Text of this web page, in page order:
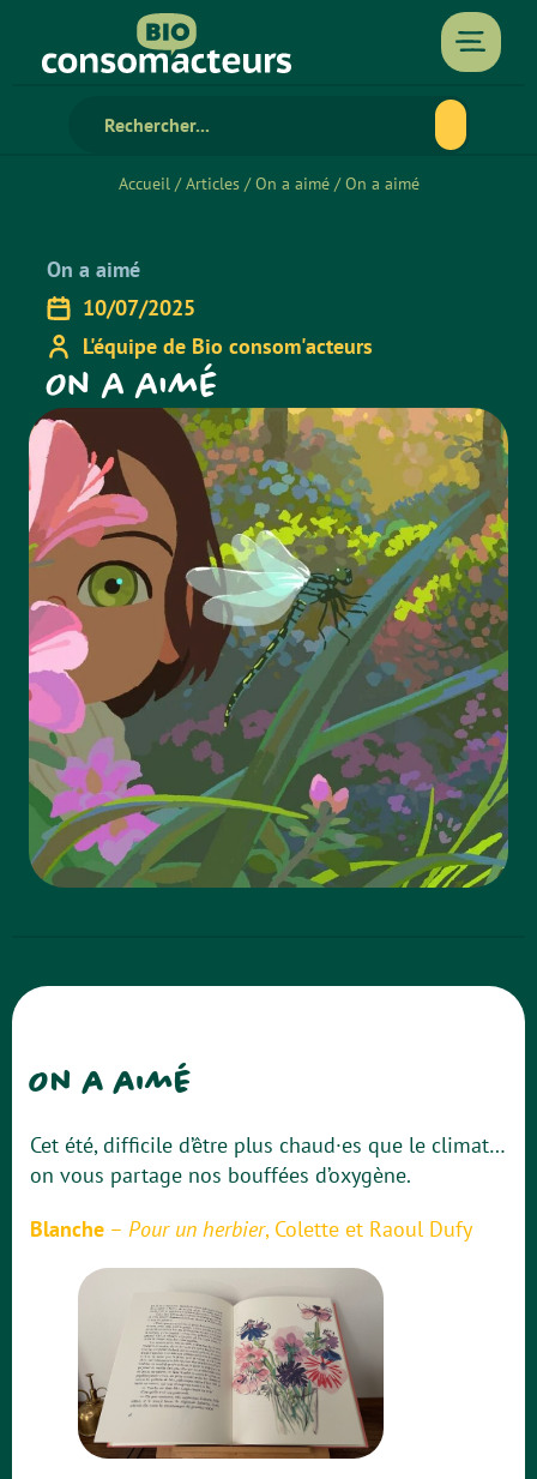
Accueil/Articles/On a aimé/On a aimé
On a aimé
10/07/2025
L'équipe de Bio consom'acteurs
On a aimé
On a aimé
Cet été, difficile d’être plus chaud·es que le climat…
on vous partage nos bouffées d’oxygène.
Blanche – Pour un herbier, Colette et Raoul Dufy